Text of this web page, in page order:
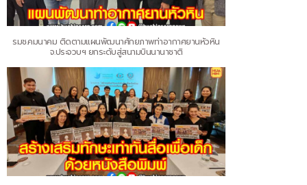
รมช.คมนาคม ติดตามแผนพัฒนาศักยภาพท่าอากาศยานหัวหิน
จ.ประจวบฯ ยกระดับสู่สนามบินนานาชาติ